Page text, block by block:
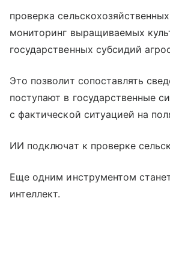
проверка
мониторинг выращиваемых
государственных субсидий
Это позволит сопоставлять
поступают в государственные
с фактической ситуацией на
ИИ подключат к проверке
Еще одним инструментом
интеллект.